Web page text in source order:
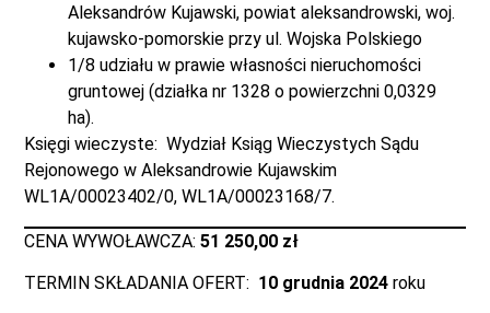
Aleksandrów Kujawski, powiat aleksandrowski, woj.
kujawsko-pomorskie przy ul. Wojska Polskiego
1/8 udziału w prawie własności nieruchomości
gruntowej (działka nr 1328 o powierzchni 0,0329
ha).
Księgi wieczyste: Wydział Ksiąg Wieczystych Sądu
Rejonowego w Aleksandrowie Kujawskim
WL1A/00023402/0, WL1A/00023168/7.
CENA WYWOŁAWCZA:51 250,00 zł
TERMIN SKŁADANIA OFERT: 10 grudnia 2024 roku